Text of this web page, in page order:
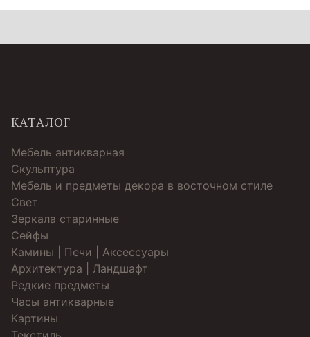
КАТАЛОГ
Мебель антикварная
Скульптура
Мебель и предметы декора в восточном стиле
Свет
Зеркала старинные
Cейфы
Камины | Печи | Аксессуары
Архитектура | Ландшафт
Редкие предметы
Часы антикварные
Картины